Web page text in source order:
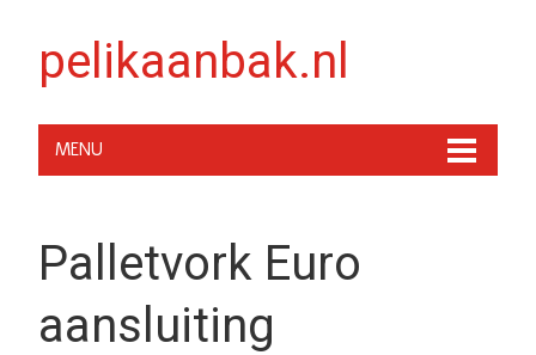
pelikaanbak.nl
MENU
Palletvork Euro
aansluiting